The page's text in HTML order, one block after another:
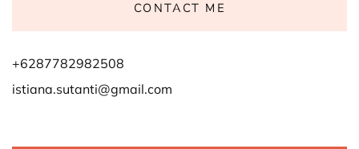
CONTACT ME
+6287782982508
istiana.sutanti@gmail.com